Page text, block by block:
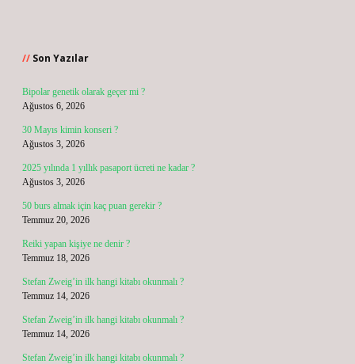
Son Yazılar
Bipolar genetik olarak geçer mi ?
Ağustos 6, 2026
30 Mayıs kimin konseri ?
Ağustos 3, 2026
2025 yılında 1 yıllık pasaport ücreti ne kadar ?
Ağustos 3, 2026
50 burs almak için kaç puan gerekir ?
Temmuz 20, 2026
Reiki yapan kişiye ne denir ?
Temmuz 18, 2026
Stefan Zweig’in ilk hangi kitabı okunmalı ?
Temmuz 14, 2026
Stefan Zweig’in ilk hangi kitabı okunmalı ?
Temmuz 14, 2026
Stefan Zweig’in ilk hangi kitabı okunmalı ?